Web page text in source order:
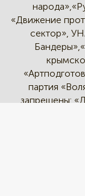
«Движение
сектор»,
партия
запрещены: